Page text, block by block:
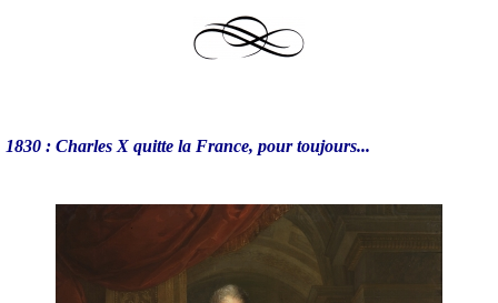
1830 : Charles X quitte la France, pour toujours...